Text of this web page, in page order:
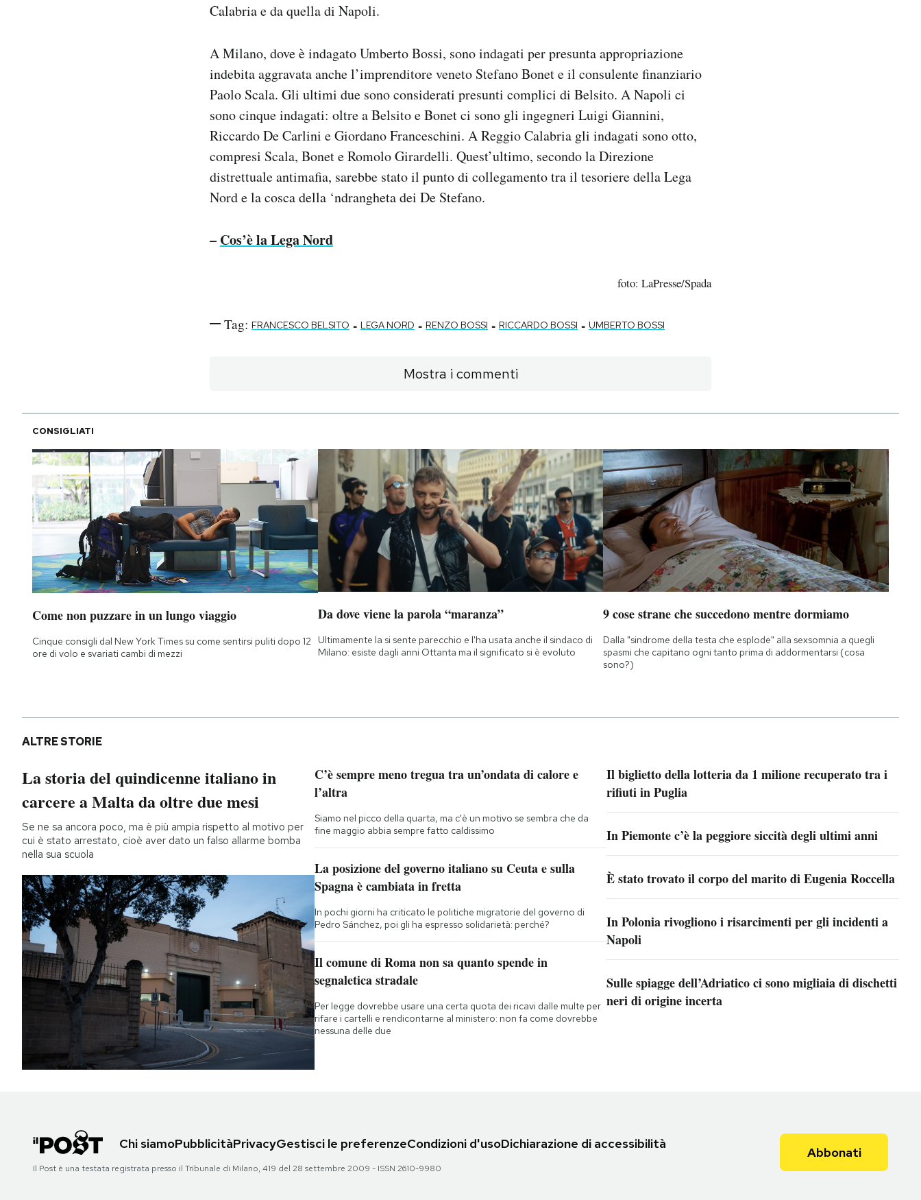
Calabria e da quella di Napoli.
A Milano, dove è indagato Umberto Bossi, sono indagati per presunta appropriazione
indebita aggravata anche l’imprenditore veneto Stefano Bonet e il consulente finanziario
Paolo Scala. Gli ultimi due sono considerati presunti complici di Belsito. A Napoli ci
sono cinque indagati: oltre a Belsito e Bonet ci sono gli ingegneri Luigi Giannini,
Riccardo De Carlini e Giordano Franceschini. A Reggio Calabria gli indagati sono otto,
compresi Scala, Bonet e Romolo Girardelli. Quest’ultimo, secondo la Direzione
distrettuale antimafia, sarebbe stato il punto di collegamento tra il tesoriere della Lega
Nord e la cosca della ‘ndrangheta dei De Stefano.
– Cos’è la Lega Nord
foto: LaPresse/Spada
Tag: FRANCESCO BELSITO - LEGA NORD - RENZO BOSSI - RICCARDO BOSSI - UMBERTO BOSSI
Mostra i commenti
CONSIGLIATI
Come non puzzare in un lungo viaggio
Cinque consigli dal New York Times su come sentirsi puliti dopo 12
ore di volo e svariati cambi di mezzi
Da dove viene la parola “maranza”
Ultimamente la si sente parecchio e l'ha usata anche il sindaco di
Milano: esiste dagli anni Ottanta ma il significato si è evoluto
9 cose strane che succedono mentre dormiamo
Dalla "sindrome della testa che esplode" alla sexsomnia a quegli
spasmi che capitano ogni tanto prima di addormentarsi (cosa
sono?)
ALTRE STORIE
La storia del quindicenne italiano in
carcere a Malta da oltre due mesi
Se ne sa ancora poco, ma è più ampia rispetto al motivo per
cui è stato arrestato, cioè aver dato un falso allarme bomba
nella sua scuola
C’è sempre meno tregua tra un’ondata di calore e
l’altra
Siamo nel picco della quarta, ma c'è un motivo se sembra che da
fine maggio abbia sempre fatto caldissimo
La posizione del governo italiano su Ceuta e sulla
Spagna è cambiata in fretta
In pochi giorni ha criticato le politiche migratorie del governo di
Pedro Sánchez, poi gli ha espresso solidarietà: perché?
Il comune di Roma non sa quanto spende in
segnaletica stradale
Per legge dovrebbe usare una certa quota dei ricavi dalle multe per
rifare i cartelli e rendicontarne al ministero: non fa come dovrebbe
nessuna delle due
Il biglietto della lotteria da 1 milione recuperato tra i
rifiuti in Puglia
In Piemonte c’è la peggiore siccità degli ultimi anni
È stato trovato il corpo del marito di Eugenia Roccella
In Polonia rivogliono i risarcimenti per gli incidenti a
Napoli
Sulle spiagge dell’Adriatico ci sono migliaia di dischetti
neri di origine incerta
Chi siamoPubblicitàPrivacyGestisci le preferenzeCondizioni d'usoDichiarazione di accessibilità
Il Post è una testata registrata presso il Tribunale di Milano, 419 del 28 settembre 2009 - ISSN 2610-9980
Abbonati